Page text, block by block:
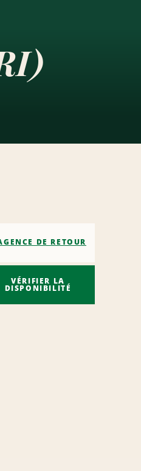
DE RETOUR
VÉRIFIER LA
DISPONIBILITÉ